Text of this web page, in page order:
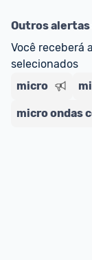
E lembre-se:
comunidade
nossos
comentário
Outros alertas
Você receberá
selecionados
micro
micro ondas